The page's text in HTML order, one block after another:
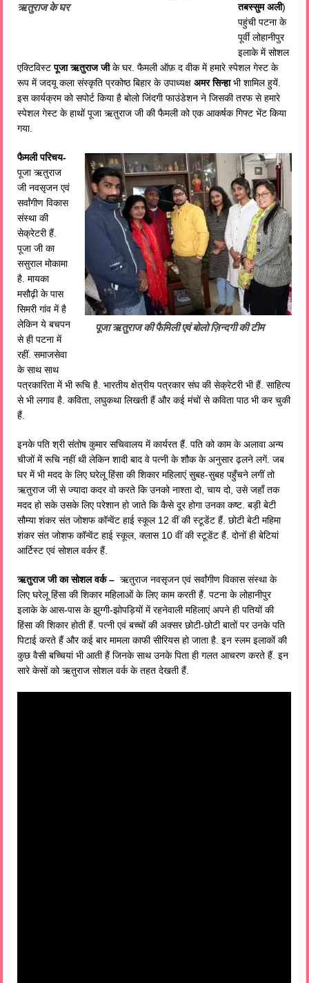
ऋतुराज के घर
तबस्सुम अली)
पहुंची पटना के
पूर्वी लोहानीपुर
इलाके में सोशल
एक्टिविस्टपूजा ऋतुराज जीके घर. फैमली ऑफ़ द वीक में हमारे स्पेशल गेस्ट के
रूप में जदयू कला संस्कृति प्रकोष्ठ बिहार के उपाध्यक्षअमर सिन्हाभी शामिल हुयें.
इस कार्यक्रम को सपोर्ट किया है बोलो जिंदगी फाउंडेशन ने जिसकी तरफ से हमारे
स्पेशल गेस्ट के हाथों पूजा ऋतुराज जी की फैमली को एक आकर्षक गिफ्ट भेंट किया
गया.
पूजा ऋतुराज की फैमिली एवं बोलो ज़िन्दगी की टीम
फैमली परिचय-
पूजा ऋतुराज
जी नवसृजन एवं
सर्वांगीण विकास
संस्था की
सेक्रेटरी हैं.
पूजा जी का
ससुराल मोकामा
है. मायका
मसौढ़ी के पास
सिमरी गांव में है
लेकिन ये बचपन
से ही पटना में
रहीं. समाजसेवा
के साथ साथ
पत्रकारिता में भी रूचि है. भारतीय क्षेत्रीय पत्रकार संघ की सेक्रेटरी भी हैं. साहित्य
से भी लगाव है. कविता, लघुकथा लिखती हैं और कई मंचों से कविता पाठ भी कर चुकी
हैं.
इनके पति श्री संतोष कुमार सचिवालय में कार्यरत हैं. पति को काम के अलावा अन्य
चीजों में रूचि नहीं थी लेकिन शादी बाद वे पत्नी के शौक के अनुसार ढ़लने लगें. जब
घर में भी मदद के लिए घरेलू हिंसा की शिकार महिलाएं सुबह-सुबह पहुँचने लगीं तो
ऋतुराज जी से ज्यादा कदर वो करते कि उनको नाश्ता दो, चाय दो, उसे जहाँ तक
मदद हो सके उसके लिए परेशान हो जाते कि कैसे दूर होगा उनका कष्ट. बड़ी बेटी
सौम्या शंकर संत जोशफ कॉन्वेंट हाई स्कूल 12 वीं की स्टूडेंट हैं. छोटी बेटी महिमा
शंकर संत जोशफ कॉन्वेंट हाई स्कूल, क्लास 10 वीं की स्टूडेंट हैं. दोनों ही बेटियां
आर्टिस्ट एवं सोशल वर्कर हैं.
ऋतुराज जी का सोशल वर्क – ऋतुराज नवसृजन एवं सर्वांगीण विकास संस्था के
लिए घरेलू हिंसा की शिकार महिलाओं के लिए काम करती हैं. पटना के लोहानीपुर
इलाके के आस-पास के झुग्गी-झोपड़ियों में रहनेवाली महिलाएं अपने ही पतियों की
हिंसा की शिकार होती हैं. पत्नी एवं बच्चों की अक्सर छोटी-छोटी बातों पर उनके पति
पिटाई करते हैं और कई बार मामला काफी सीरियस हो जाता है. इन स्लम इलाकों की
कुछ वैसी बच्चियां भी आती हैं जिनके साथ उनके पिता ही गलत आचरण करते हैं. इन
सारे केसों को ऋतुराज सोशल वर्क के तहत देखती हैं.